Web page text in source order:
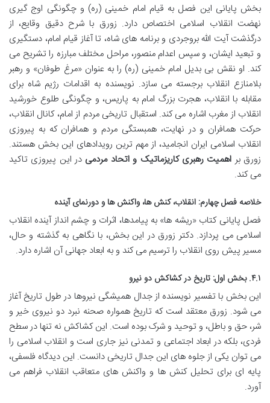
بخش پایانی این فصل به قیام امام خمینی (ره) و چگونگی اوج گیری
نهضت انقلاب اسلامی اختصاص دارد. زورق با شرح دقیق وقایع، از
درگذشت آیت الله بروجردی و برنامه های شاه، تا آغاز قیام امام، دستگیری
و تبعید ایشان، و سپس اعدام منصور، مراحل مختلف مبارزه را تشریح می
کند. او نقش بی بدیل امام خمینی (ره) را به عنوان «مرغ طوفان» و رهبر
بلامنازع انقلاب برجسته می سازد. نویسنده به اقدامات رژیم شاه برای
مقابله با انقلاب، هجرت بزرگ امام به پاریس، و چگونگی طلوع خورشید
انقلاب از مغرب اشاره می کند. استقبال تاریخی مردم از امام، کانال انقلاب،
حرکت همافران و در نهایت، همبستگی مردم و همافران که به پیروزی
انقلاب اسلامی ایران انجامید، از مهم ترین رویدادهای این بخش هستند.
زورق بر اهمیت رهبری کاریزماتیک و اتحاد مردمی در این پیروزی تاکید
می کند.
خلاصه فصل چهارم: انقلاب، کنش ها، واکنش ها و دورنمای آینده
فصل پایانی کتاب «ریشه ها» به پیامدها، اثرات و چشم انداز آینده انقلاب
اسلامی می پردازد. دکتر زورق در این بخش، با نگاهی به گذشته و حال،
مسیر پیش روی انقلاب را ترسیم می کند و به ابعاد جهانی آن اشاره دارد.
۴.۱. بخش اول: تاریخ در کشاکش دو نیرو
این بخش با تفسیر نویسنده از جدال همیشگی نیروها در طول تاریخ آغاز
می شود. زورق معتقد است که تاریخ همواره صحنه نبرد دو نیروی خیر و
شر، حق و باطل، و توحید و شرک بوده است. این کشاکش نه تنها در سطح
فردی، بلکه در ابعاد اجتماعی و تمدنی نیز جاری است و انقلاب اسلامی را
می توان یکی از جلوه های این جدال تاریخی دانست. این دیدگاه فلسفی،
پایه ای برای تحلیل کنش ها و واکنش های متعاقب انقلاب فراهم می
آورد.